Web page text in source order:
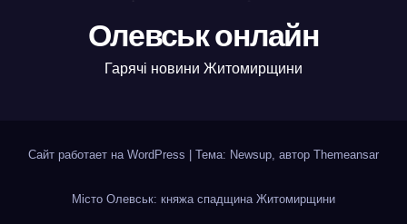
Олевськ онлайн
Гарячі новини Житомирщини
Сайт работает на WordPress Тема: Newsup, автор Themeansar
Місто Олевськ: княжа спадщина Житомирщини